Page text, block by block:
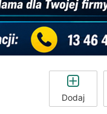
Dodaj